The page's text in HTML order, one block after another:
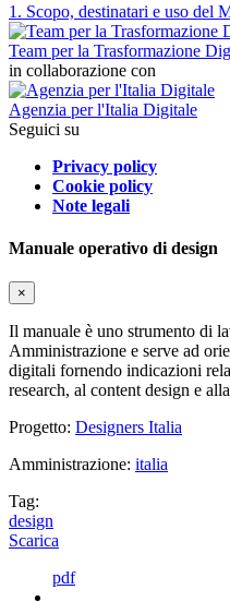
1. Scopo, destinatari e uso del
Team per la Trasformazione
in collaborazione con
Agenzia per l'Italia Digitale
Seguici su
Privacy policy
Cookie policy
Note legali
Manuale operativo di design
×
Il manuale è uno strumento di
Amministrazione e serve ad
digitali fornendo indicazioni
research, al content design e
Progetto: Designers Italia
Amministrazione: italia
Tag:
design
Scarica
pdf